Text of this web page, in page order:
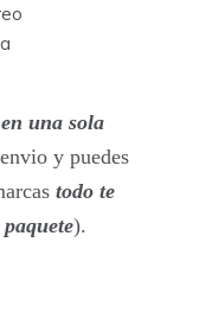
en una sola
y puedes
todo te
).